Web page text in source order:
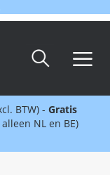
BTW) - Gratis
NL en BE)